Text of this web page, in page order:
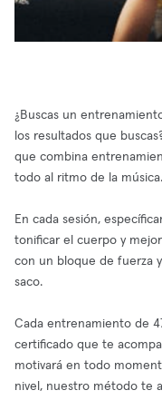
¿Buscas un
los resultados que
que combina
todo al ritmo de la música.
En cada sesión,
tonificar el cuerpo y
con un bloque de fuerza
saco.
Cada entrenamiento de
certificado que te
motivará en todo
nivel, nuestro método te